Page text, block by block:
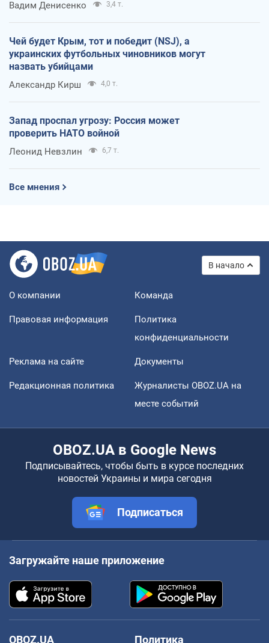
Вадим Денисенко 3,4 т.
Чей будет Крым, тот и победит (NSJ), а
украинских футбольных чиновников могут
назвать убийцами
Александр Кирш 4,0 т.
Запад проспал угрозу: Россия может
проверить НАТО войной
Леонид Невзлин 6,7 т.
Все мнения
В начало
О компании Команда
Правовая информация
Политика
конфиденциальности
Реклама на сайте Документы
Редакционная политика
Журналисты OBOZ.UA на
месте событий
OBOZ.UA в Google News
Подписывайтесь, чтобы быть в курсе последних
новостей Украины и мира сегодня
Подписаться
Загружайте наше приложение
OBOZ.UA
Политика